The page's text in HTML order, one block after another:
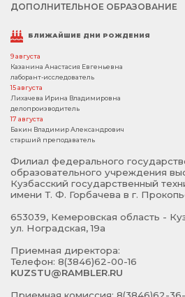
ДОПОЛНИТЕЛЬНОЕ ОБРАЗОВАНИЕ
БЛИЖАЙШИЕ ДНИ РОЖДЕНИЯ
9 августа
Казанина Анастасия Евгеньевна
лаборант-исследователь
15 августа
Лихачева Ирина Владимировна
делопроизводитель
17 августа
Бакин Владимир Александрович
старший преподаватель
Филиал федерального
образовательного учреждения
Кузбасский государственный
имени Т. Ф. Горбачева в г.
653039, Кемеровская область -
ул. Ноградская, 19а
Приемная директора:
Телефон: 8(3846)62-00-16
KUZSTU@RAMBLER.RU
Приемная комиссия: 8(3846)62-